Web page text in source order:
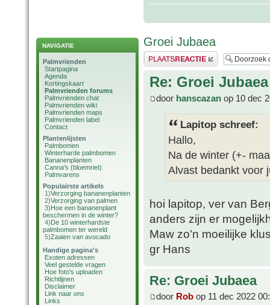
NAVIGATIE
Palmvrienden
Startpagina
Agenda
Kortingskaart
Palmvrienden forums
Palmvrienden chat
Palmvrienden wiki
Palmvrienden maps
Palmvrienden label
Contact
Plantenlijsten
Palmbomen
Winterharde palmbomen
Bananenplanten
Canna's (bloemriet)
Palmvarens
Populairste artikels
1)Verzorging bananenplanten
2)Verzorging van palmen
3)Hoe een bananenplant
beschermen in de winter?
4)De 10 winterhardste
palmbomen ter wereld
5)Zaaien van avocado
Handige pagina's
Exoten adressen
Veel gestelde vragen
Hoe foto's uploaden
Richtlijnen
Disclaimer
Link naar ons
Links
Groei Jubaea
Plaats een reactie
Re: Groei Jubaea
door hanscazan op 10 dec
Lapitop schreef:
Hallo,
Na de winter (+-
Alvast bedankt voor
hoi lapitop, ver van
anders zijn er
Maw zo'n moeilijke
gr Hans
Re: Groei Jubaea
door Rob op 11 dec 2022